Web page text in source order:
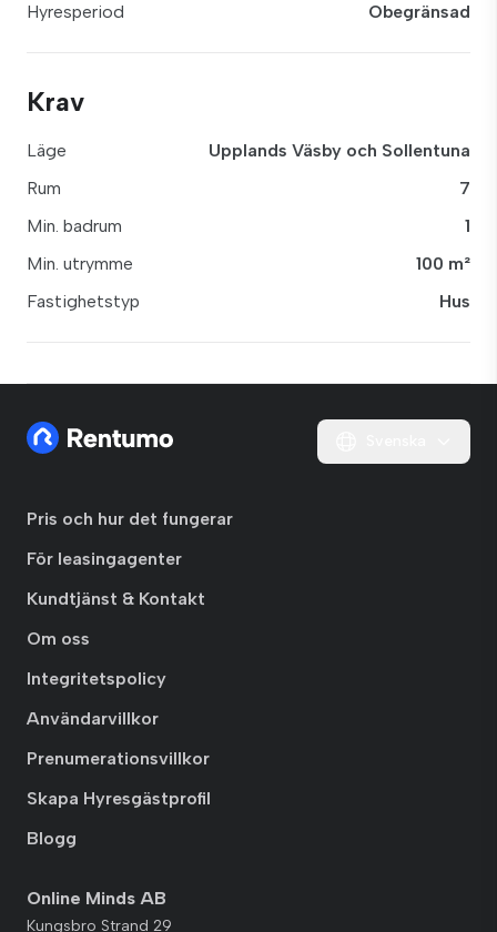
Hyresperiod
Obegränsad
Krav
Läge
Upplands Väsby och Sollentuna
Rum
7
Min. badrum
1
Min. utrymme
100 m²
Fastighetstyp
Hus
Pris och hur det fungerar
För leasingagenter
Kundtjänst & Kontakt
Om oss
Integritetspolicy
Användarvillkor
Prenumerationsvillkor
Skapa Hyresgästprofil
Blogg
Online Minds AB
Kungsbro Strand 29